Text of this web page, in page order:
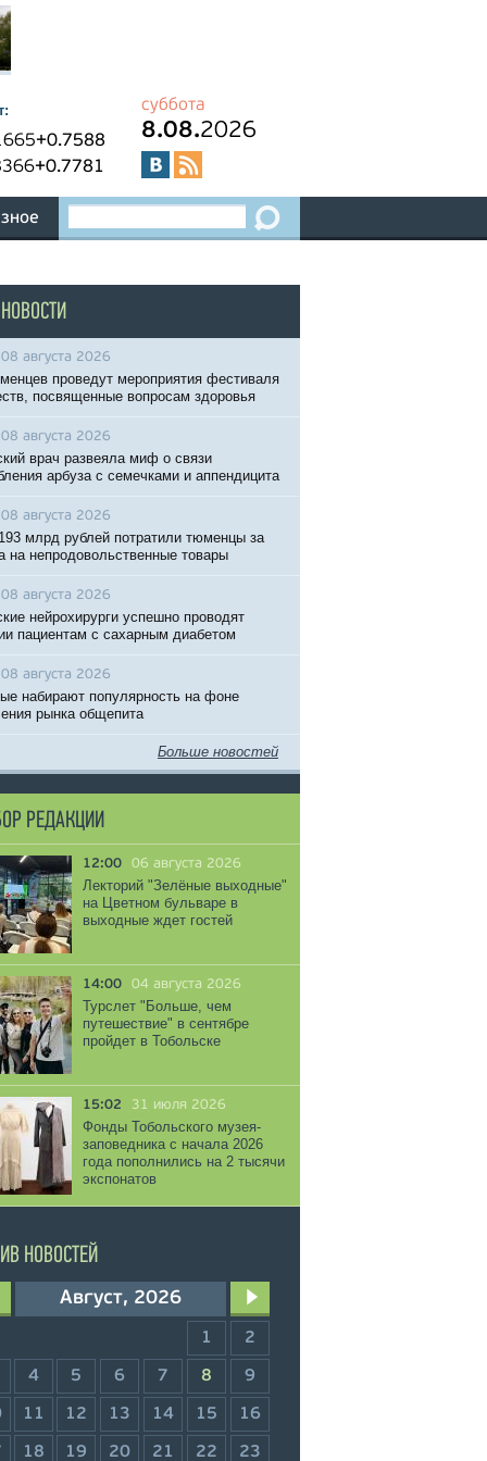
+0.7588
+0.7781
суббота
8.08.2026
08 августа 2026
проведут мероприятия фестиваля
посвященные вопросам здоровья
08 августа 2026
врач развеяла миф о связи
арбуза с семечками и аппендицита
08 августа 2026
млрд рублей потратили тюменцы за
на непродовольственные товары
08 августа 2026
нейрохирурги успешно проводят
пациентам с сахарным диабетом
08 августа 2026
набирают популярность на фоне
рынка общепита
Больше новостей
РЕДАКЦИИ
12:00 06 августа 2026
Лекторий "Зелёные выходные"
на Цветном бульваре в
выходные ждет гостей
14:00 04 августа 2026
Турслет "Больше, чем
путешествие" в сентябре
пройдет в Тобольске
15:02 31 июля 2026
Фонды Тобольского музея-
заповедника с начала 2026
года пополнились на 2 тысячи
экспонатов
НОВОСТЕЙ
Август, 2026
1 2
4 5 6 7 8 9
11 12 13 14 15 16
18 19 20 21 22 23